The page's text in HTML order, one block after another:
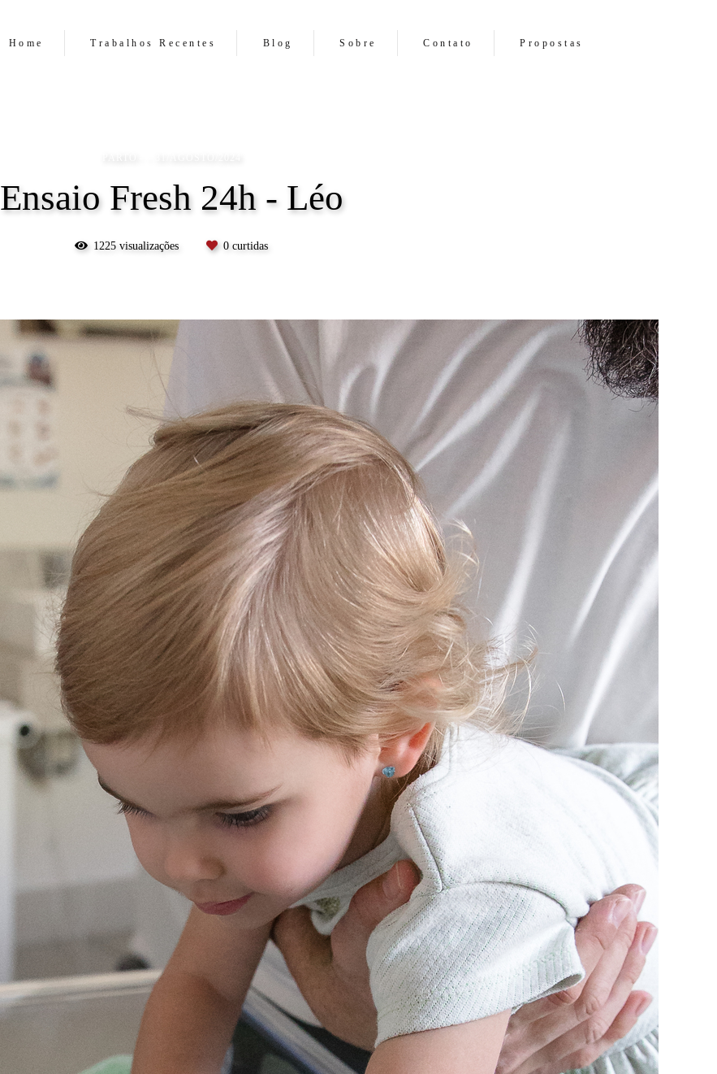
Home Trabalhos Recentes Blog Sobre Contato Propostas
Ensaio Fresh 24h - Léo
1225 visualizações 0 curtidas